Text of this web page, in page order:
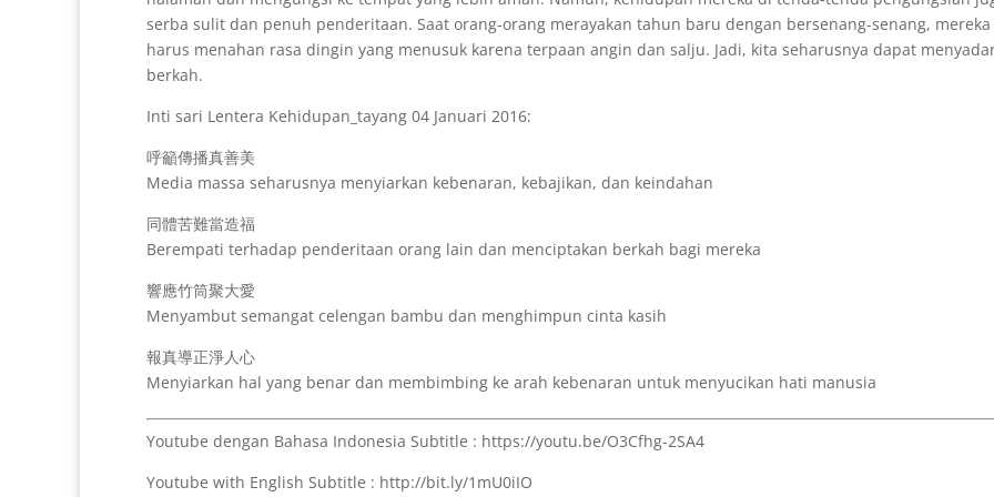
serba sulit dan penuh penderitaan. Saat orang-orang merayakan tahun baru dengan bersenang-senang, mereka
harus menahan rasa dingin yang menusuk karena terpaan angin dan salju. Jadi, kita seharusnya dapat
berkah.
Inti sari Lentera Kehidupan_tayang 04 Januari 2016:
呼籲傳播真善美
Media massa seharusnya menyiarkan kebenaran, kebajikan, dan keindahan
同體苦難當造福
Berempati terhadap penderitaan orang lain dan menciptakan berkah bagi mereka
響應竹筒聚大愛
Menyambut semangat celengan bambu dan menghimpun cinta kasih
報真導正淨人心
Menyiarkan hal yang benar dan membimbing ke arah kebenaran untuk menyucikan hati manusia
Youtube dengan Bahasa Indonesia Subtitle : https://youtu.be/O3Cfhg-2SA4
Youtube with English Subtitle : http://bit.ly/1mU0iIO